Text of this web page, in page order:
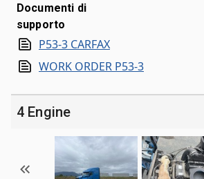
Documenti di
supporto
P53-3 CARFAX
WORK ORDER P53-3
4 Engine